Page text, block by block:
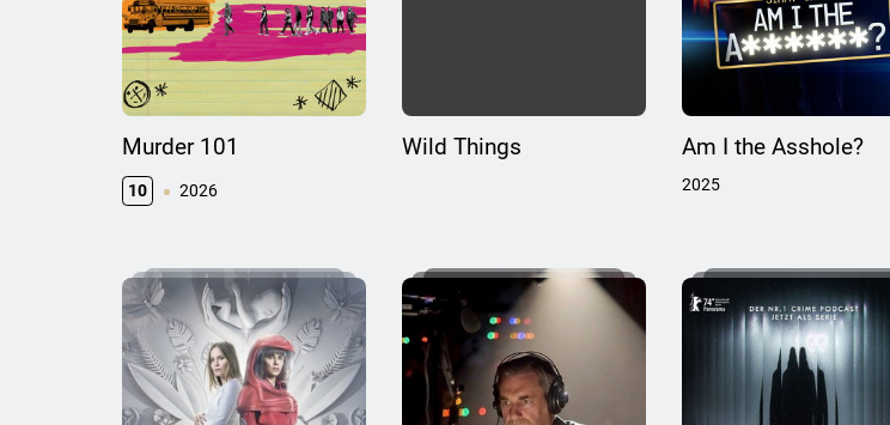
Murder 101
10 2026
Wild Things Am I the Asshole?
2025